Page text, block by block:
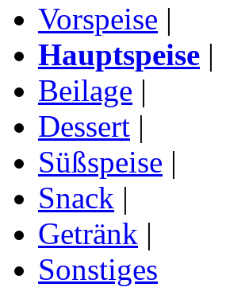
Vorspeise |
Hauptspeise |
Beilage |
Dessert |
Süßspeise |
Snack |
Getränk |
Sonstiges